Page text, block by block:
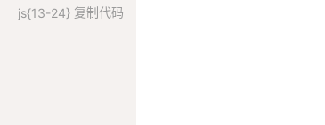
js{13-24} 复制代码